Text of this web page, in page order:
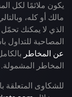
يكون ملائمًا لكل
مالك أو كله،
الذي لا يمكنك
المصاحبة للتداول
عن المخاطر
المخاطر المشمولة.
للشكاوى المتعلقة